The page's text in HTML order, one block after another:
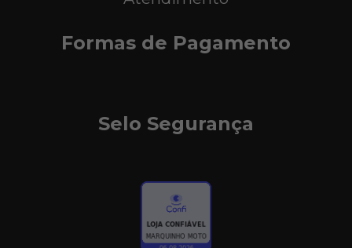
Formas de Pagamento
Selo Segurança